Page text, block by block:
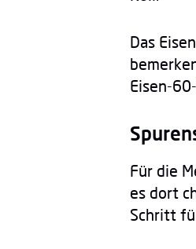
Das
Eisen-
Für die
es dort
Schritt